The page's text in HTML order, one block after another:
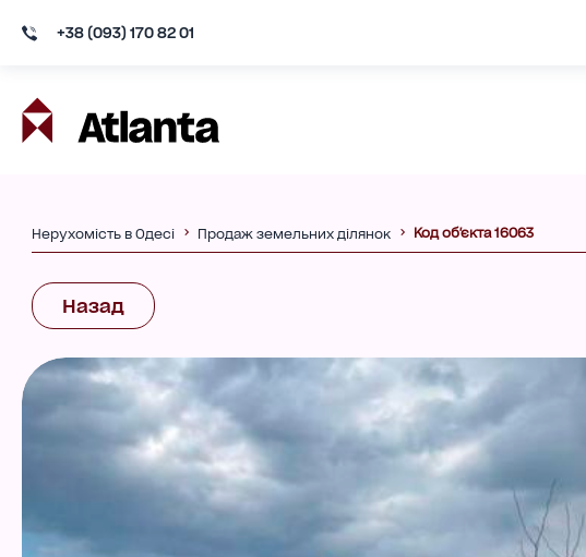
+38 (093) 170 82 01
Нерухомість в Одесі Продаж земельних ділянок Код об'єкта 16063
Назад